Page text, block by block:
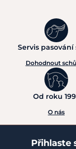
Servis pasování
Dohodnout
Od roku
O nás
Přihlaste